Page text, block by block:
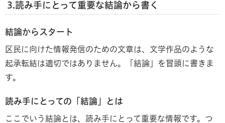
3.読み手にとって重要な結論から書く
結論からスタート
区民に向けた情報発信のための文章は、文学作品のような
起承転結は適切ではありません。「結論」を冒頭に書きま
す。
読み手にとっての「結論」とは
ここでいう結論とは、読み手にとって重要な情報です。つ